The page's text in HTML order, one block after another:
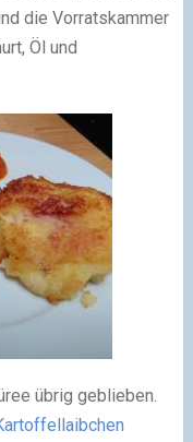
die Vorratskammer
Öl und
übrig geblieben.